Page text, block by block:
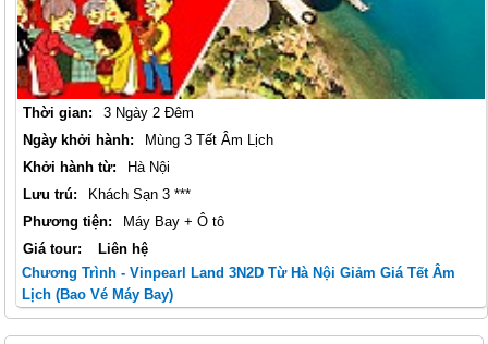
Thời gian:
3 Ngày 2 Đêm
Ngày khởi hành:
Mùng 3 Tết Âm Lịch
Khởi hành từ:
Hà Nội
Lưu trú:
Khách Sạn 3 ***
Phương tiện:
Máy Bay + Ô tô
Giá tour:
Liên hệ
Chương Trình - Vinpearl Land 3N2D Từ Hà Nội Giảm Giá Tết Âm
Lịch (Bao Vé Máy Bay)